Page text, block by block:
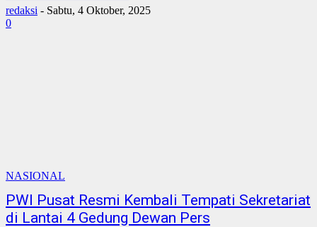
redaksi - Sabtu, 4 Oktober, 2025
0
NASIONAL
PWI Pusat Resmi Kembali Tempati Sekretariat
di Lantai 4 Gedung Dewan Pers